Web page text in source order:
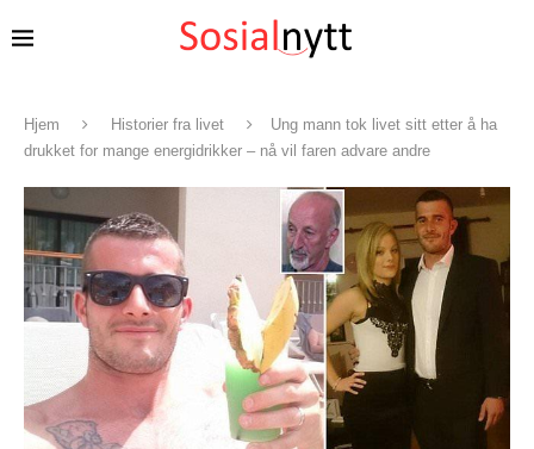
Hjem Historier fra livet
Ung mann tok livet sitt etter å ha
drukket for mange energidrikker – nå vil faren advare andre